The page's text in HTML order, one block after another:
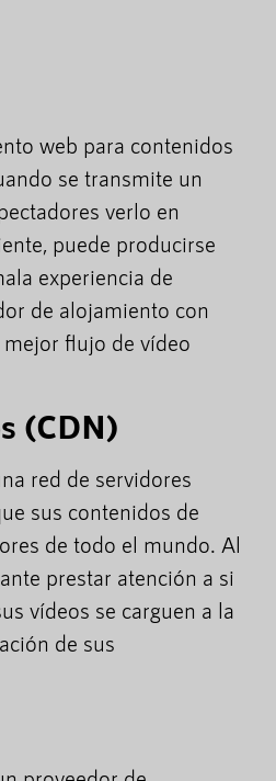
web para contenidos
se transmite un
verlo en
puede producirse
experiencia de
de alojamiento con
flujo de vídeo
(CDN)
red de servidores
sus contenidos de
de todo el mundo. Al
prestar atención a si
vídeos se carguen a la
de sus